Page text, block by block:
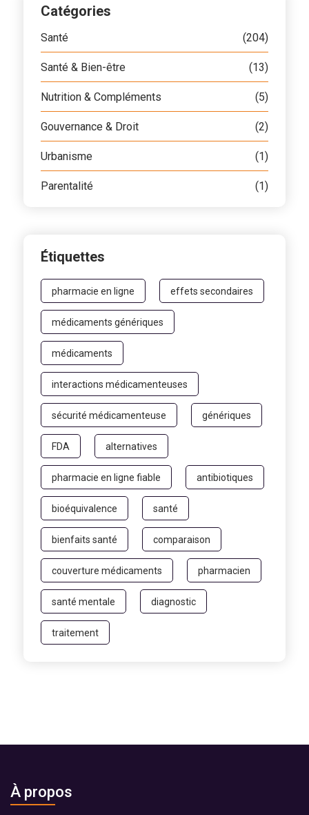
Catégories
Santé (204)
Santé & Bien-être (13)
Nutrition & Compléments (5)
Gouvernance & Droit (2)
Urbanisme (1)
Parentalité (1)
Étiquettes
pharmacie en ligne effets secondaires
médicaments génériques
médicaments
interactions médicamenteuses
sécurité médicamenteuse génériques
FDA alternatives
pharmacie en ligne fiable antibiotiques
bioéquivalence santé
bienfaits santé comparaison
couverture médicaments pharmacien
santé mentale diagnostic
traitement
À propos